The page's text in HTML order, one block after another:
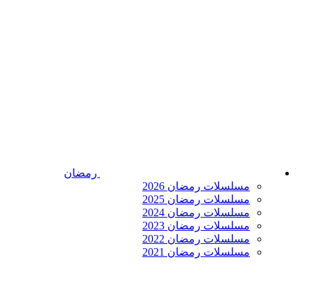
رمضان
مسلسلات رمضان 2026
مسلسلات رمضان 2025
مسلسلات رمضان 2024
مسلسلات رمضان 2023
مسلسلات رمضان 2022
مسلسلات رمضان 2021